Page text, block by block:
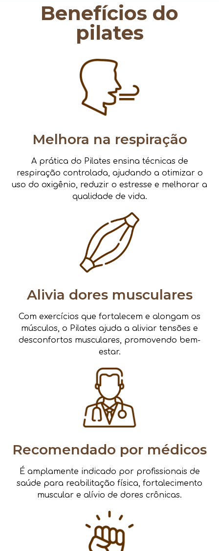
Benefícios do
pilates
Melhora na respiração
A prática do Pilates ensina técnicas de
respiração controlada, ajudando a otimizar o
uso do oxigênio, reduzir o estresse e melhorar a
qualidade de vida.
Alivia dores musculares
Com exercícios que fortalecem e alongam os
músculos, o Pilates ajuda a aliviar tensões e
desconfortos musculares, promovendo bem-
estar.
Recomendado por médicos
É amplamente indicado por profissionais de
saúde para reabilitação física, fortalecimento
muscular e alívio de dores crônicas.